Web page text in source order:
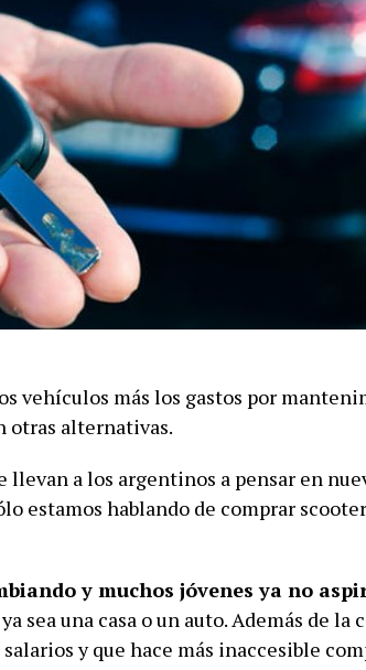
vehículos más los gastos por
otras alternativas.
llevan a los argentinos a pensar en
estamos hablando de comprar
y muchos jóvenes ya no
sea una casa o un auto. Además de la
y que hace más inaccesible